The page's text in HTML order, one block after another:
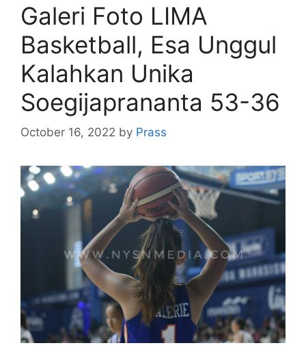
Galeri Foto LIMA
Basketball, Esa Unggul
Kalahkan Unika
Soegijaprananta 53-36
October 16, 2022 by Prass